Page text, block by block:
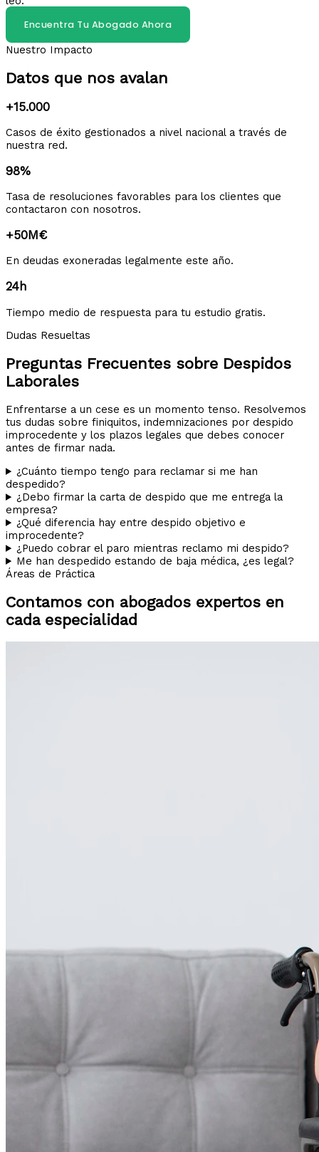
Encuentra Tu Abogado Ahora
Nuestro Impacto
Datos que nos avalan
+15.000
Casos de éxito gestionados a nivel nacional a través de
nuestra red.
98%
Tasa de resoluciones favorables para los clientes que
contactaron con nosotros.
+50M€
En deudas exoneradas legalmente este año.
24h
Tiempo medio de respuesta para tu estudio gratis.
Dudas Resueltas
Preguntas Frecuentes sobre Despidos
Laborales
Enfrentarse a un cese es un momento tenso. Resolvemos
tus dudas sobre finiquitos, indemnizaciones por despido
improcedente y los plazos legales que debes conocer
antes de firmar nada.
¿Cuánto tiempo tengo para reclamar si me han
despedido?
¿Debo firmar la carta de despido que me entrega la
empresa?
¿Qué diferencia hay entre despido objetivo e
improcedente?
¿Puedo cobrar el paro mientras reclamo mi despido?
Me han despedido estando de baja médica, ¿es legal?
Áreas de Práctica
Contamos con abogados expertos en
cada especialidad